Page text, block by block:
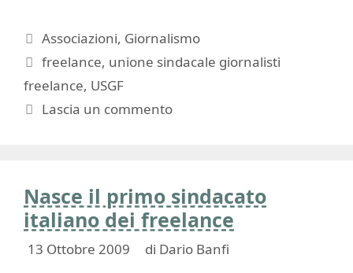
Categorie
Associazioni, Giornalismo
Tag
freelance, unione sindacale giornalisti
freelance, USGF
Lascia un commento
Nasce il primo sindacato
italiano dei freelance
13 Ottobre 2009 di Dario Banfi